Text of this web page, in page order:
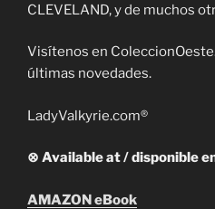
CLEVELAND, y de muchos
Visítenos en
últimas novedades.
LadyValkyrie.com®
⊗ Available at / disponible
AMAZON eBook